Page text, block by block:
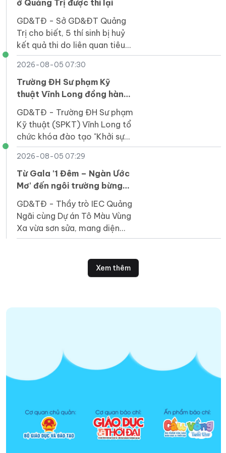
ở Quảng Trị được thi lại
GD&TĐ - Sở GD&ĐT Quảng
Trị cho biết, 5 thí sinh bị huỷ
kết quả thi do liên quan tiêu
cực ở điểm thi Trường THPT
Lê Trực được thi lại vào năm
2027.
2026-08-05 07:30
Trường ĐH Sư phạm Kỹ
thuật Vĩnh Long đồng hành
nghiệp
GD&TĐ - Trường ĐH Sư phạm
Kỹ thuật (SPKT) Vĩnh Long tổ
chức khóa đào tạo "Khởi sự
kinh doanh" hỗ trợ doanh
nghiệp nhỏ và vừa tại tỉnh Tây
Ninh.
2026-08-05 07:29
Từ Gala '1 Đêm – Ngàn Ước
Mơ' đến ngôi trường bừng
sáng giữa núi rừng Quảng
Ngãi
GD&TĐ - Thầy trò IEC Quảng
Ngãi cùng Dự án Tô Màu Vùng
Xa vừa sơn sửa, mang diện
mạo mới tươi sáng đến điểm
Xem thêm